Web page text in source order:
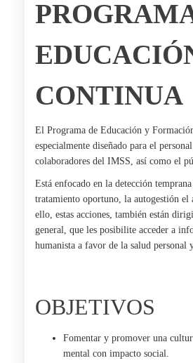
CONTINUA
El Programa de Educación y
especialmente diseñado para el
colaboradores del IMSS, así como el
Está enfocado en la detección
tratamiento oportuno, la autogestión
ello, estas acciones, también están
general, que les posibilite acceder a
humanista a favor de la salud personal
OBJETIVOS
Fomentar y promover una
mental con impacto social.